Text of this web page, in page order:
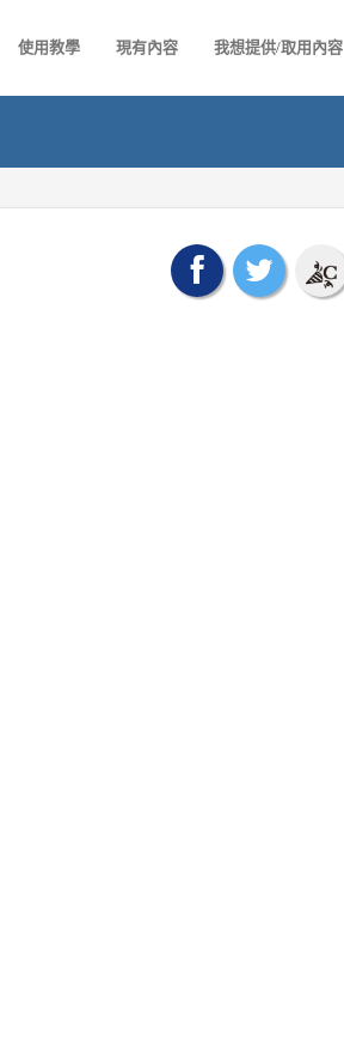
使用教學 現有內容 我想提供/取用內容